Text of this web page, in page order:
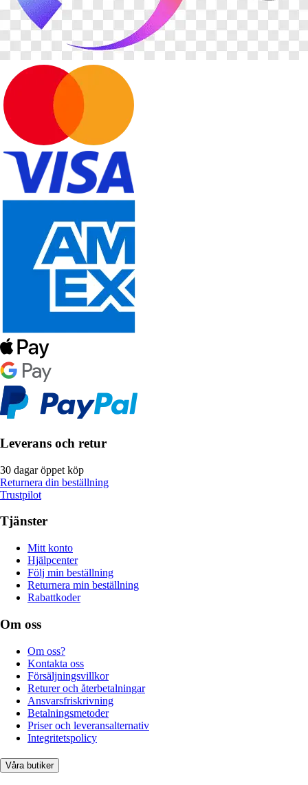
Leverans och retur
30 dagar öppet köp
Returnera din beställning
Trustpilot
Tjänster
Mitt konto
Hjälpcenter
Följ min beställning
Returnera min beställning
Rabattkoder
Om oss
Om oss?
Kontakta oss
Försäljningsvillkor
Returer och återbetalningar
Ansvarsfriskrivning
Betalningsmetoder
Priser och leveransalternativ
Integritetspolicy
Våra butiker